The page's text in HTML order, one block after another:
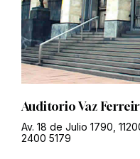
Auditorio Vaz
Av. 18 de Julio 1790,
2400 5179